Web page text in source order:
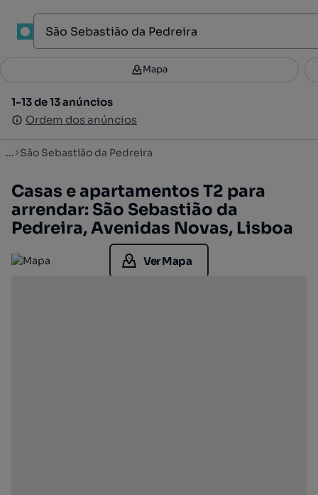
Filtros 3
1-13 de 13 anúncios
Ordem dos anúncios
Mapa
1-13 de 13 anúncios
Ordem dos anúncios
... São Sebastião da Pedreira
Casas e apartamentos T2 para
arrendar: São Sebastião da
Pedreira, Avenidas Novas, Lisboa
Ver Mapa